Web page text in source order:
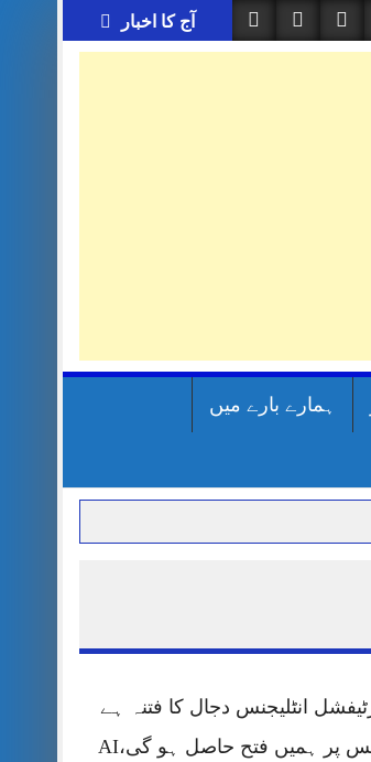
آج کا اخبار
ہمارے بارے میں
انٹلیجنس دجال کا فتنہ ہے
جس پر ہمیں فتح حاصل ہو گی،AI